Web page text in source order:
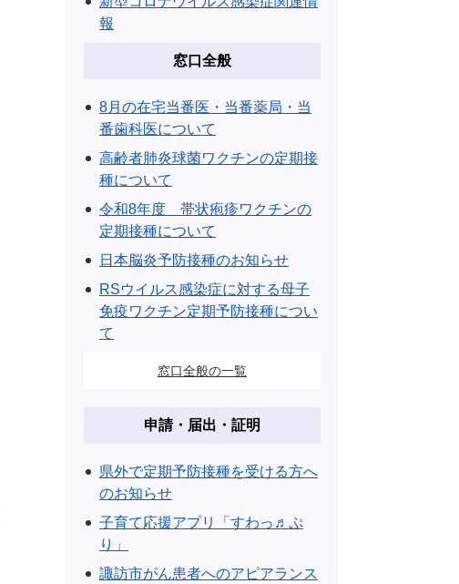
報
窓口全般
8月の在宅当番医・当番薬局・当
番歯科医について
高齢者肺炎球菌ワクチンの定期接
種について
令和8年度 帯状疱疹ワクチンの
定期接種について
日本脳炎予防接種のお知らせ
RSウイルス感染症に対する母子
免疫ワクチン定期予防接種につい
て
窓口全般の一覧
申請・届出・証明
県外で定期予防接種を受ける方へ
のお知らせ
子育て応援アプリ「すわっ♬ぷ
り」
諏訪市がん患者へのアピアランス